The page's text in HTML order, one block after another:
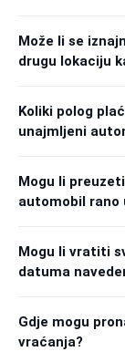
Može li se
drugu lokaciju
Koliki polog
unajmljeni
Mogu li
automobil rano
Mogu li vratiti
datuma
Gdje mogu
vraćanja?